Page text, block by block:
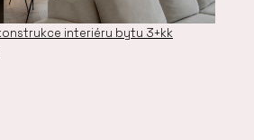
interiéru bytu 3+kk